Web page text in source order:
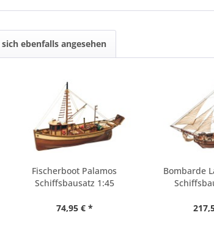
ebenfalls angesehen
Fischerboot Palamos
Schiffsbausatz 1:45
74,95 € *
Bombarde